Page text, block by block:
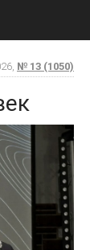
№ 13 (1050)